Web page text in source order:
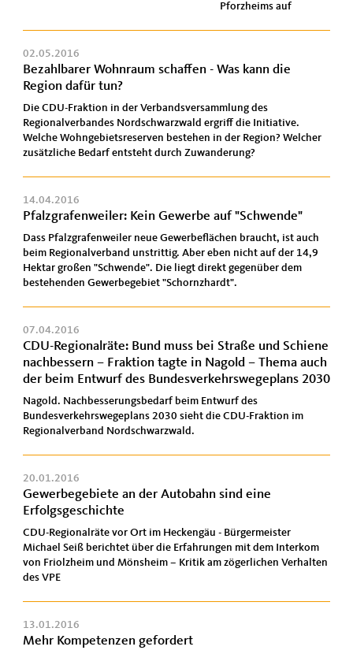
Pforzheims auf
02.05.2016
Bezahlbarer Wohnraum schaffen - Was kann die
Region dafür tun?
Die CDU-Fraktion in der Verbandsversammlung des
Regionalverbandes Nordschwarzwald ergriff die Initiative.
Welche Wohngebietsreserven bestehen in der Region? Welcher
zusätzliche Bedarf entsteht durch Zuwanderung?
14.04.2016
Pfalzgrafenweiler: Kein Gewerbe auf "Schwende"
Dass Pfalzgrafenweiler neue Gewerbeflächen braucht, ist auch
beim Regionalverband unstrittig. Aber eben nicht auf der 14,9
Hektar großen "Schwende". Die liegt direkt gegenüber dem
bestehenden Gewerbegebiet "Schornzhardt".
07.04.2016
CDU-Regionalräte: Bund muss bei Straße und Schiene
nachbessern – Fraktion tagte in Nagold – Thema auch
der beim Entwurf des Bundesverkehrswegeplans 2030
Nagold. Nachbesserungsbedarf beim Entwurf des
Bundesverkehrswegeplans 2030 sieht die CDU-Fraktion im
Regionalverband Nordschwarzwald.
20.01.2016
Gewerbegebiete an der Autobahn sind eine
Erfolgsgeschichte
CDU-Regionalräte vor Ort im Heckengäu - Bürgermeister
Michael Seiß berichtet über die Erfahrungen mit dem Interkom
von Friolzheim und Mönsheim – Kritik am zögerlichen Verhalten
des VPE
13.01.2016
Mehr Kompetenzen gefordert